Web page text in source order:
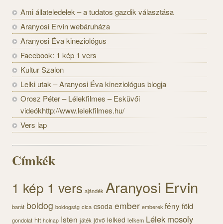
Ami állateledelek – a tudatos gazdik választása
Aranyosi Ervin webáruháza
Aranyosi Éva kineziológus
Facebook: 1 kép 1 vers
Kultur Szalon
Lelki utak – Aranyosi Éva kineziológus blogja
Orosz Péter – Lélekfilmes – Esküvői
videókhttp://www.lelekfilmes.hu/
Vers lap
Címkék
1 kép 1 vers ajándék Aranyosi Ervin
barát boldog boldogság cica csoda ember emberek fényföld
gondolat hit holnap Isten játék jövő lelked lelkem Lélek mosoly